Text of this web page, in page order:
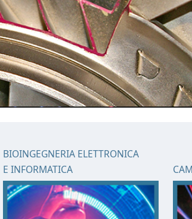
BIOINGEGNERIA ELETTRONICA
E INFORMATICA